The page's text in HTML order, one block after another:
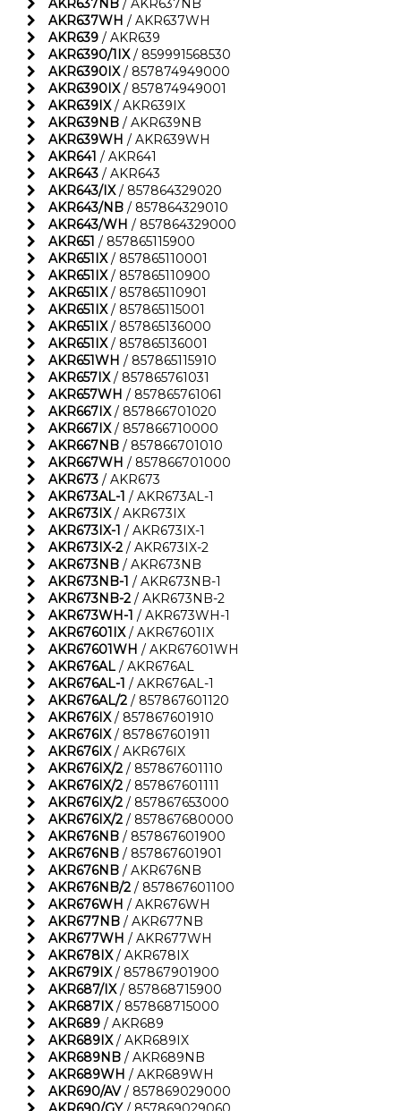
AKR637NB / AKR637NB
AKR637WH / AKR637WH
AKR639 / AKR639
AKR6390/1IX/ 859991568530
AKR6390IX/ 857874949000
AKR6390IX/ 857874949001
AKR639IX/ AKR639IX
AKR639NB / AKR639NB
AKR639WH / AKR639WH
AKR641 / AKR641
AKR643 / AKR643
AKR643/IX/ 857864329020
AKR643/NB / 857864329010
AKR643/WH / 857864329000
AKR651 / 857865115900
AKR651IX/ 857865110001
AKR651IX/ 857865110900
AKR651IX/ 857865110901
AKR651IX/ 857865115001
AKR651IX/ 857865136000
AKR651IX/ 857865136001
AKR651WH / 857865115910
AKR657IX/ 857865761031
AKR657WH / 857865761061
AKR667IX/ 857866701020
AKR667IX/ 857866710000
AKR667NB / 857866701010
AKR667WH / 857866701000
AKR673 / AKR673
AKR673AL-1 / AKR673AL-1
AKR673IX/ AKR673IX
AKR673IX-1 / AKR673IX-1
AKR673IX-2 / AKR673IX-2
AKR673NB / AKR673NB
AKR673NB-1 / AKR673NB-1
AKR673NB-2 / AKR673NB-2
AKR673WH-1 / AKR673WH-1
AKR67601IX/ AKR67601IX
AKR67601WH / AKR67601WH
AKR676AL / AKR676AL
AKR676AL-1 / AKR676AL-1
AKR676AL/2 / 857867601120
AKR676IX/ 857867601910
AKR676IX/ 857867601911
AKR676IX/ AKR676IX
AKR676IX/2 / 857867601110
AKR676IX/2 / 857867601111
AKR676IX/2 / 857867653000
AKR676IX/2 / 857867680000
AKR676NB / 857867601900
AKR676NB / 857867601901
AKR676NB / AKR676NB
AKR676NB/2 / 857867601100
AKR676WH / AKR676WH
AKR677NB / AKR677NB
AKR677WH / AKR677WH
AKR678IX/ AKR678IX
AKR679IX/ 857867901900
AKR687/IX/ 857868715900
AKR687IX/ 857868715000
AKR689 / AKR689
AKR689IX/ AKR689IX
AKR689NB / AKR689NB
AKR689WH / AKR689WH
AKR690/AV/ 857869029000